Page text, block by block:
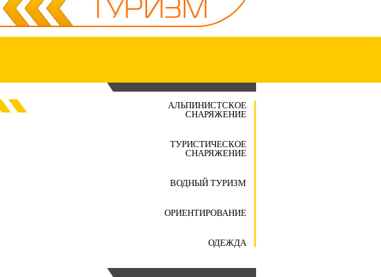
АЛЬПИНИСТСКОЕ
СНАРЯЖЕНИЕ
ТУРИСТИЧЕСКОЕ
СНАРЯЖЕНИЕ
ВОДНЫЙ ТУРИЗМ
ОРИЕНТИРОВАНИЕ
ОДЕЖДА